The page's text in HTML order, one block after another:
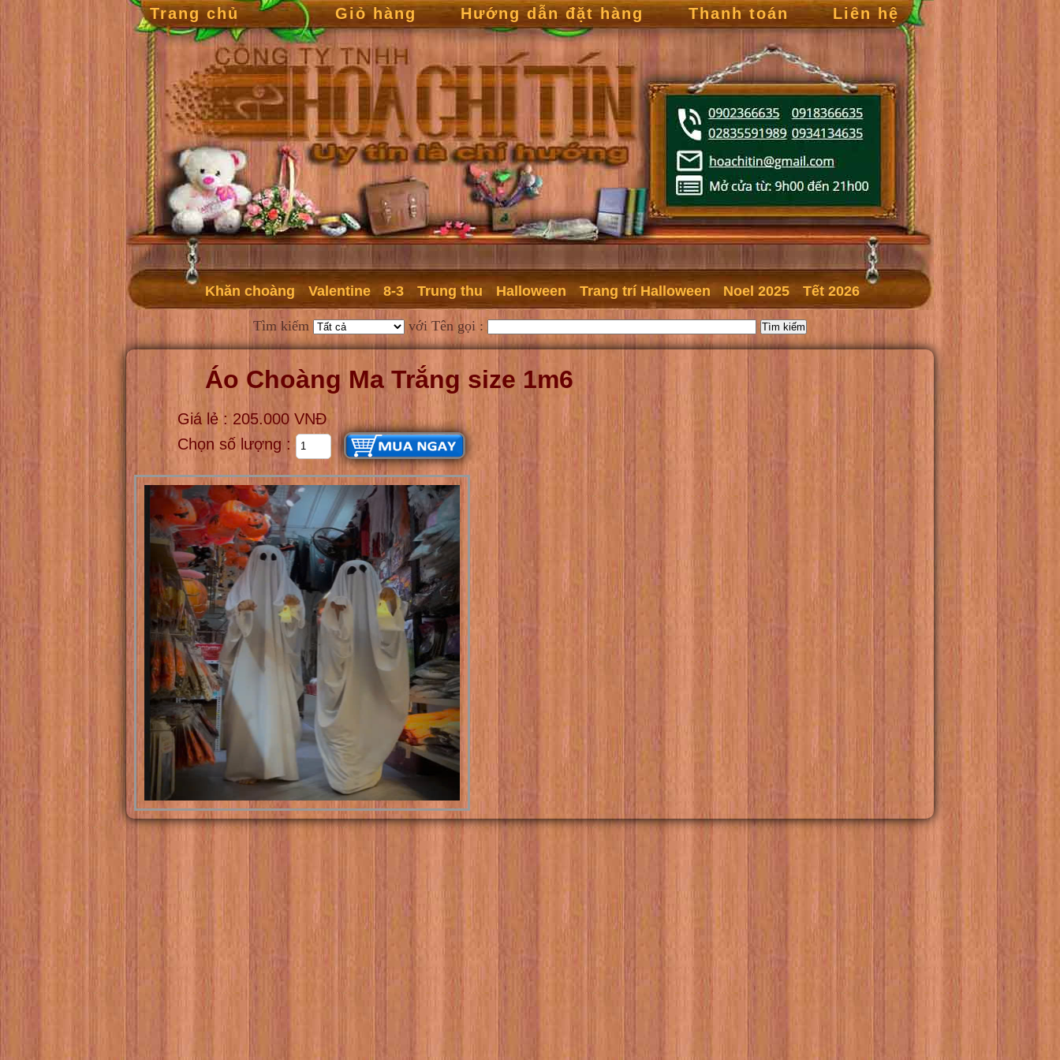
Trang chủ Giỏ hàng Hướng dẫn đặt hàng Thanh toán Liên hệ
Khăn choàng Valentine 8-3 Trung thu Halloween Trang trí Halloween Noel 2025 Tết 2026
Tìm kiếm với Tên gọi :
Áo Choàng Ma Trắng size 1m6
Giá lẻ : 205.000 VNĐ
Chọn số lượng :